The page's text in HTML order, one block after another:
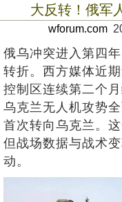
大反转！俄军
wforum.com
俄乌冲突进入第四
转折。西方媒体近
控制区连续第二个
乌克兰无人机攻势
首次转向乌克兰。
但战场数据与战术
动。